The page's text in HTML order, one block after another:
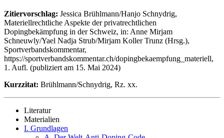
Zitiervorschlag: Jessica Brühlmann/Hanjo Schnydrig,
Materiellrechtliche Aspekte der privatrechtlichen
Dopingbekämpfung in der Schweiz, in: Anne Mirjam
Schneuwly/Yael Nadja Strub/Mirjam Koller Trunz (Hrsg.),
Sportverbandskommentar,
https://sportverbandskommentar.ch/dopingbekaempfung_materiell,
1. Aufl. (publiziert am 15. Mai 2024)
Kurzzitat: Brühlmann/Schnydrig, Rz. xx.
Literatur
Materialien
I. Grundlagen